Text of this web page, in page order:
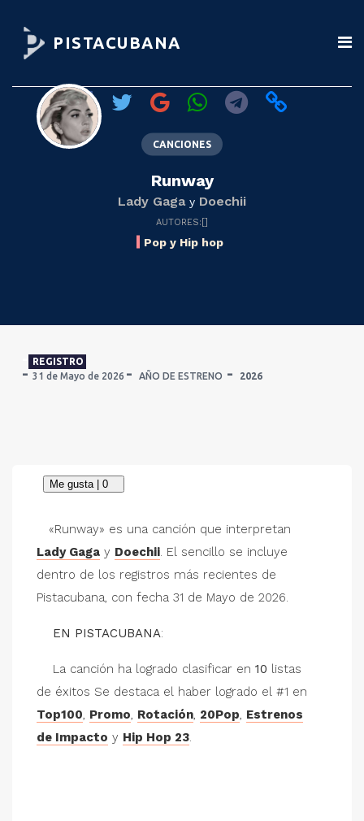
PISTACUBANA
CANCIONES
Runway
Lady Gagay Doechii
AUTORES:[]
Pop y Hip hop
REGISTRO
31 de Mayo de 2026
AÑO DE ESTRENO 2026
«Runway» es una canción que interpretan
Lady Gaga y Doechii. El sencillo se incluye
dentro de los registros más recientes de
Pistacubana, con fecha 31 de Mayo de 2026.
EN PISTACUBANA:
La canción ha logrado clasificar en 10 listas
de éxitos Se destaca el haber logrado el #1 en
Top100, Promo, Rotación, 20Pop, Estrenos
de Impacto y Hip Hop 23.